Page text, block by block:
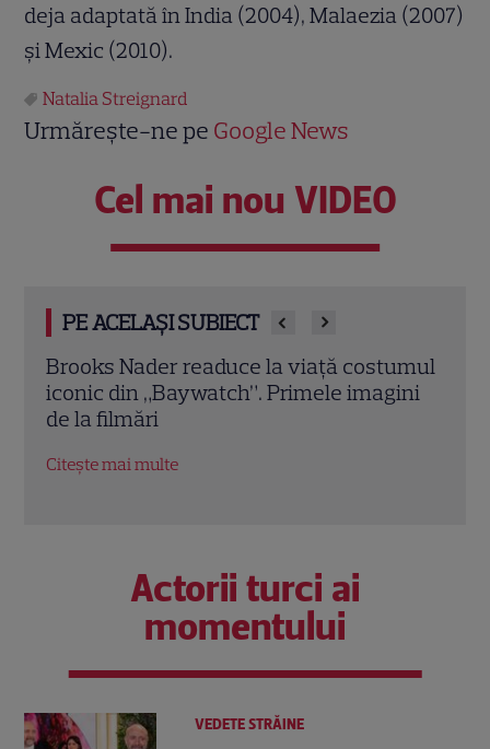
deja adaptată în India (2004), Malaezia (2007)
şi Mexic (2010).
Natalia Streignard
Urmărește-ne pe Google News
Cel mai nou VIDEO
PE ACELAȘI SUBIECT
Demet Özdemir, vedeta din „Fata din
vis”, are o poveste impresionantă. Cum a
ajuns una dintre cele mai iubite actrițe
Actorii turci ai
momentului
VEDETE STRĂINE